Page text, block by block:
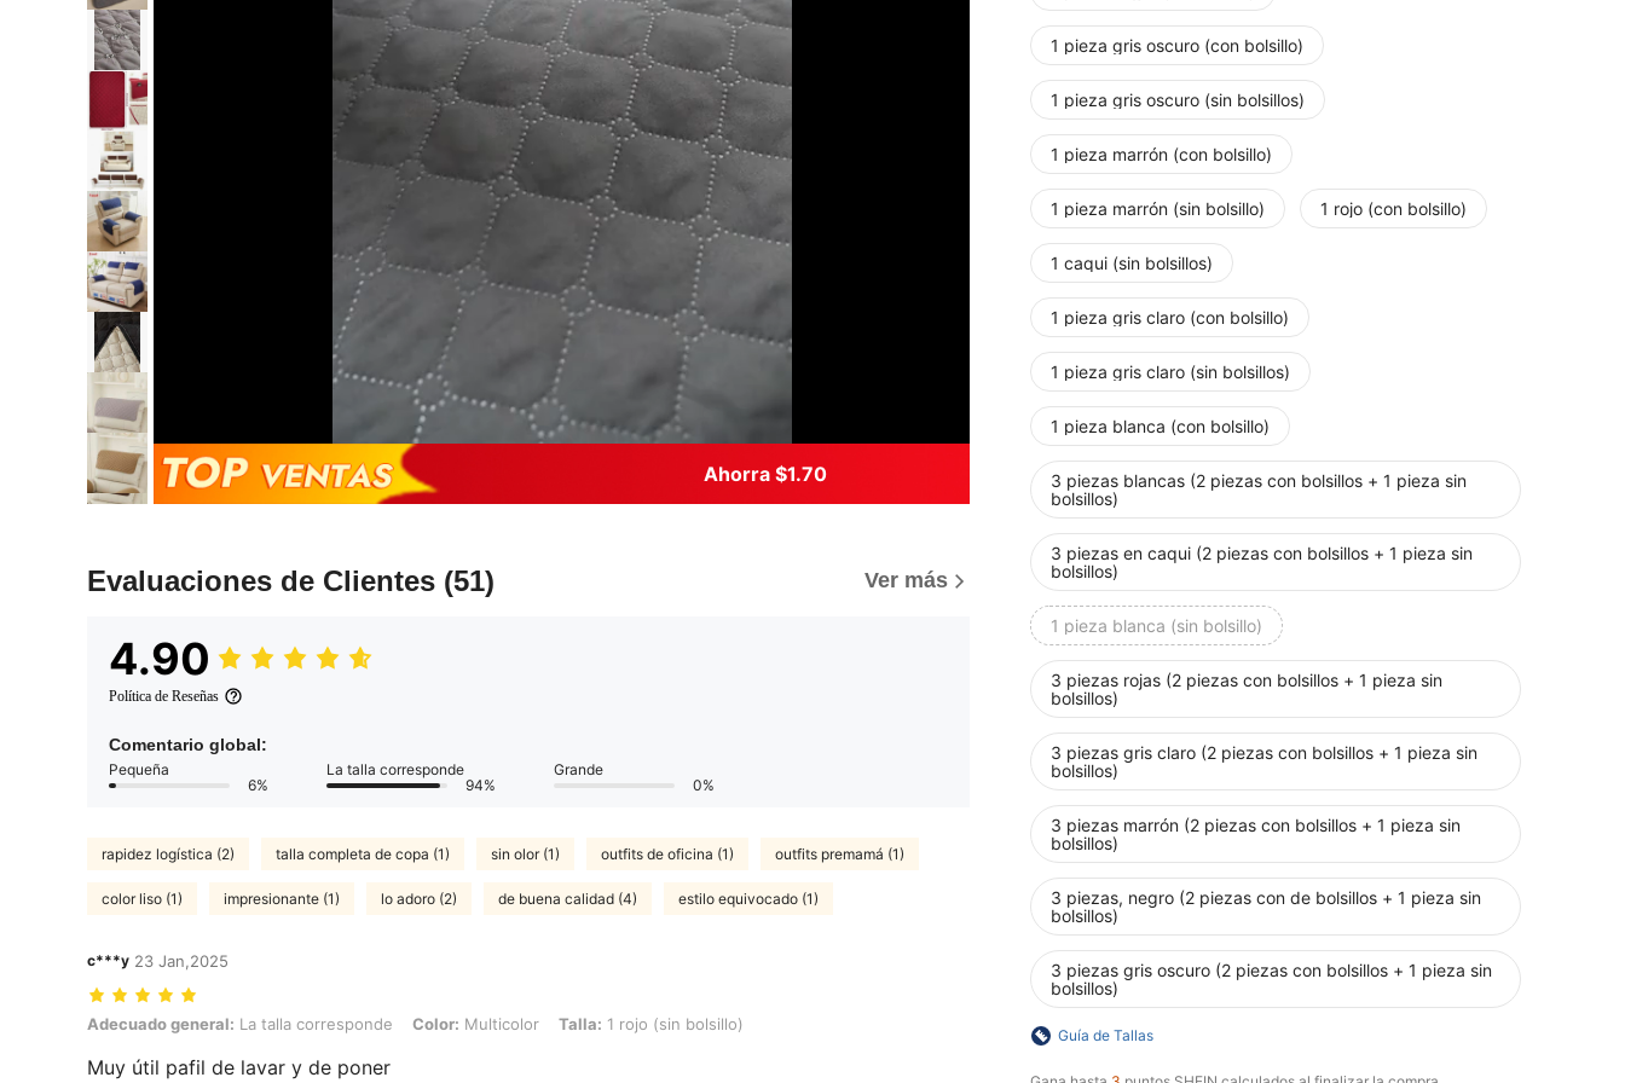
Ahorra $1.70
Evaluaciones de Clientes (51) Ver más
4.90
Política de Reseñas
Comentario global:
Pequeña
6%
La talla corresponde
94%
Grande
0%
rapidez logística (2) talla completa de copa (1) sin olor (1) outfits de oficina (1) outfits premamá (1)
color liso (1) impresionante (1) lo adoro (2) de buena calidad (4) estilo equivocado (1)
c***y 23 Jan,2025
Adecuado general: La talla corresponde, Color: Multicolor, Talla: 1 rojo (sin bolsillo)
Adecuado general: La talla corresponde Color: Multicolor Talla: 1 rojo (sin bolsillo)
Muy útil pafil de lavar y de poner
1 pieza gris oscuro (con bolsillo)
1 pieza gris oscuro (sin bolsillos)
1 pieza marrón (con bolsillo)
1 pieza marrón (sin bolsillo) 1 rojo (con bolsillo)
1 caqui (sin bolsillos)
1 pieza gris claro (con bolsillo)
1 pieza gris claro (sin bolsillos)
1 pieza blanca (con bolsillo)
3 piezas blancas (2 piezas con bolsillos + 1 pieza sin
bolsillos)
3 piezas en caqui (2 piezas con bolsillos + 1 pieza sin
bolsillos)
1 pieza blanca (sin bolsillo)
3 piezas rojas (2 piezas con bolsillos + 1 pieza sin
bolsillos)
3 piezas gris claro (2 piezas con bolsillos + 1 pieza sin
bolsillos)
3 piezas marrón (2 piezas con bolsillos + 1 pieza sin
bolsillos)
3 piezas, negro (2 piezas con de bolsillos + 1 pieza sin
bolsillos)
3 piezas gris oscuro (2 piezas con bolsillos + 1 pieza sin
bolsillos)
Guía de Tallas